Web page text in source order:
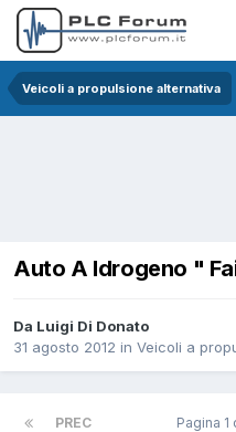
Veicoli a propulsione alternativa
Auto A Idrogeno "
Da Luigi Di Donato
31 agosto 2012 in Veicoli a
PREC Pagina 1